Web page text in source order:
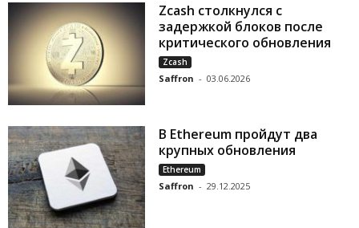
Zcash столкнулся с
задержкой блоков после
критического обновления
Zcash
Saffron - 03.06.2026
В Ethereum пройдут два
крупных обновления
Ethereum
Saffron - 29.12.2025